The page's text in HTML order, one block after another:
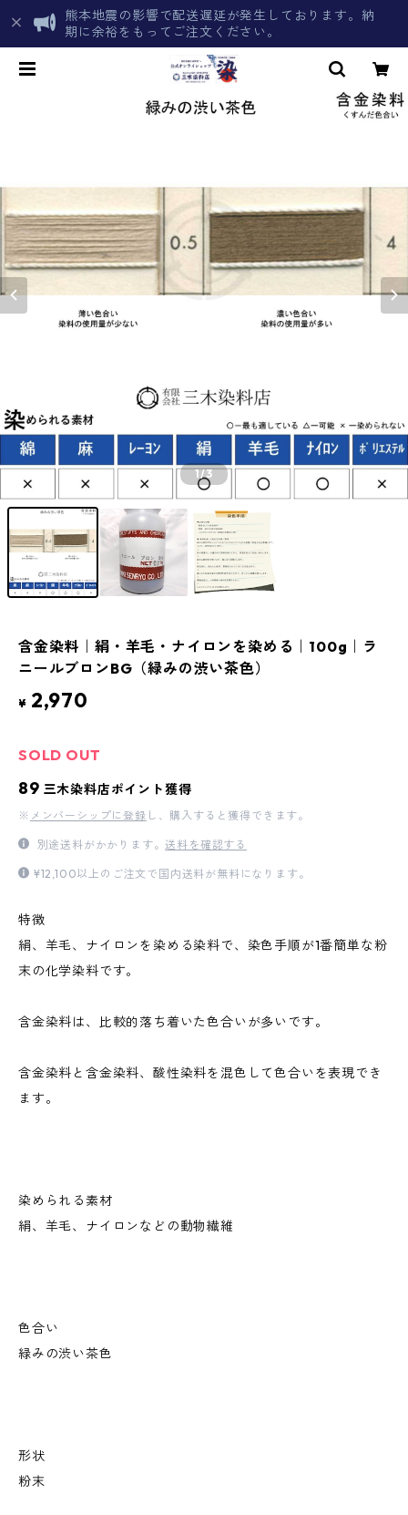
熊本地震の影響で配送遅延が発生しております。納
期に余裕をもってご注文ください。
1/3
含金染料｜絹・羊毛・ナイロンを染める｜100g｜ラ
ニールブロンBG（緑みの渋い茶色）
¥ 2,970
SOLD OUT
89 三木染料店ポイント獲得
※ メンバーシップに登録 し、購入すると獲得できます。
別途送料がかかります。送料を確認する
¥12,100以上のご注文で国内送料が無料になります。
特徴
絹、羊毛、ナイロンを染める染料で、染色手順が1番簡単な粉
末の化学染料です。
含金染料は、比較的落ち着いた色合いが多いです。
含金染料と含金染料、酸性染料を混色して色合いを表現でき
ます。
染められる素材
絹、羊毛、ナイロンなどの動物繊維
色合い
緑みの渋い茶色
形状
粉末